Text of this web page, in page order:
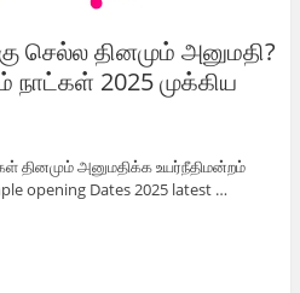
செல்ல தினமும் அனுமதி?
நாட்கள் 2025 முக்கிய
தினமும் அனுமதிக்க உயர்நீதிமன்றம்
opening Dates 2025 latest …